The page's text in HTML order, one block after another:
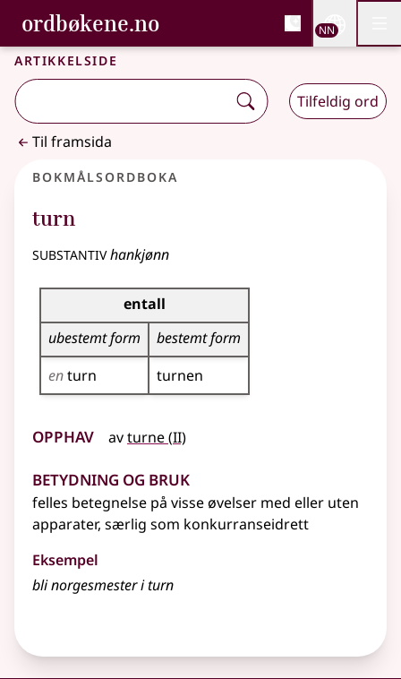
Gå til hovudinnhald
Tilgjenge
ordbøkene.no, Bokmålsordboka og
Bokmålsordboka og Nynorskordboka
NN
Artikkelside
Tilfeldig ord
Til framsida
Bokmålsordboka
turn
substantivhankjønn
Bøyingstabell for dette substantivet
entall
ubestemt form
bestemt form
enturn turnen
Opphav avturne(2
II)
Betydning og bruk
felles betegnelse på visse øvelser med eller uten
apparater, særlig som konkurranseidrett
Eksempel
bli norgesmester iturn